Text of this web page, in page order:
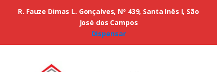
R. Fauze Dimas L. Gonçalves, Nº 439, Santa Inês I, São
José dos Campos
Dispensar